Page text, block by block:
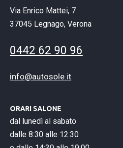
Via Enrico Mattei, 7
37045 Legnago, Verona
0442 62 90 96
info@autosole.it
ORARI SALONE
dal lunedì al sabato
dalle 8:30 alle 12:30